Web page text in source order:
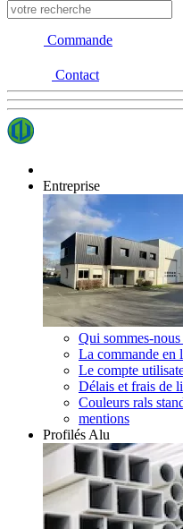
Commande
Contact
Entreprise
Qui sommes-nous
La commande en
Le compte
Délais et frais de
Couleurs rals
mentions
Profilés Alu